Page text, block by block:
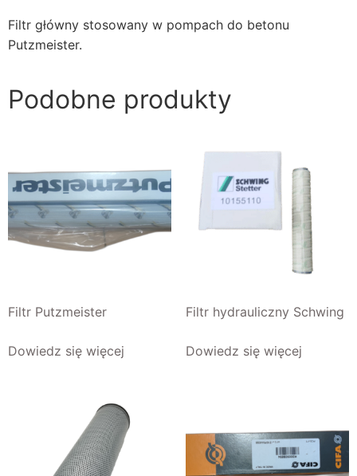
Filtr główny stosowany w pompach do betonu
Putzmeister.
Podobne produkty
Filtr Putzmeister
Dowiedz się więcej
Filtr hydrauliczny Schwing
Dowiedz się więcej